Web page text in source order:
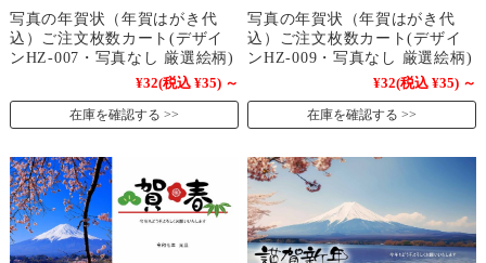
写真の年賀状（年賀はがき代
込）ご注文枚数カート(デザイ
ンHZ-007・写真なし 厳選絵柄)
¥32(税込 ¥35) ～
在庫を確認する
写真の年賀状（年賀はがき代
込）ご注文枚数カート(デザイ
ンHZ-009・写真なし 厳選絵柄)
¥32(税込 ¥35) ～
在庫を確認する